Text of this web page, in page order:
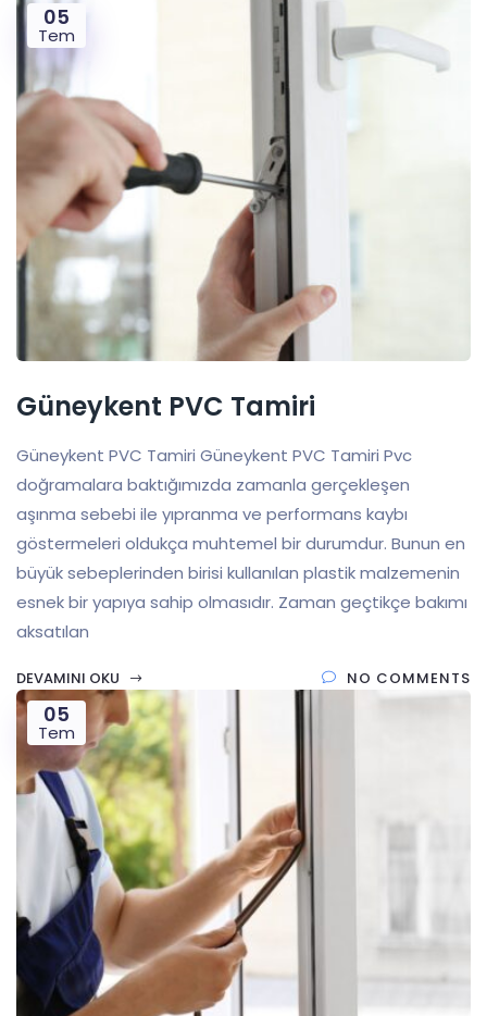
05
Tem
Güneykent PVC Tamiri
Güneykent PVC Tamiri Güneykent PVC Tamiri Pvc
doğramalara baktığımızda zamanla gerçekleşen
aşınma sebebi ile yıpranma ve performans kaybı
göstermeleri oldukça muhtemel bir durumdur. Bunun en
büyük sebeplerinden birisi kullanılan plastik malzemenin
esnek bir yapıya sahip olmasıdır. Zaman geçtikçe bakımı
aksatılan
DEVAMINI OKU NO COMMENTS
05
Tem